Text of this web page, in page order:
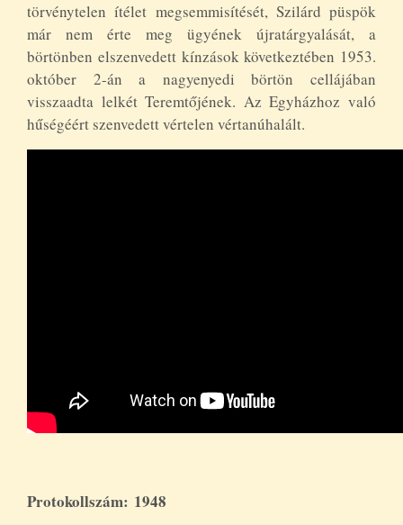
törvénytelen ítélet megsemmisítését, Szilárd püspök
már nem érte meg ügyének újratárgyalását, a
börtönben elszenvedett kínzások következtében 1953.
október 2-án a nagyenyedi börtön cellájában
visszaadta lelkét Teremtőjének. Az Egyházhoz való
hűségéért szenvedett vértelen vértanúhalált.
Protokollszám: 1948